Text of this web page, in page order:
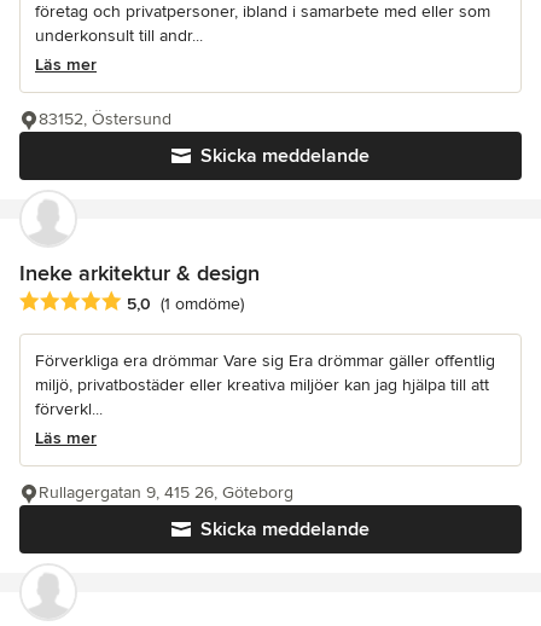
företag och privatpersoner, ibland i samarbete med eller som
underkonsult till andr...
Läs mer
Skicka meddelande
83152, Östersund
Ineke arkitektur & design
Genomsnittligt omdöme: 5 av 5 stjärnor
5,0 (1 omdöme)
Förverkliga era drömmar Vare sig Era drömmar gäller offentlig
miljö, privatbostäder eller kreativa miljöer kan jag hjälpa till att
förverkl...
Läs mer
Skicka meddelande
Rullagergatan 9, 415 26, Göteborg